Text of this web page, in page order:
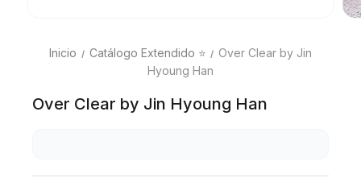
Inicio Catálogo Extendido ⭐
Over Clear by Jin
Hyoung Han
Over Clear by Jin Hyoung Han